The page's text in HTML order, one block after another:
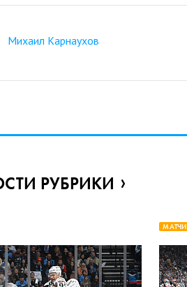
Михаил Карнаухов
РУБРИКИ
МАТЧИ